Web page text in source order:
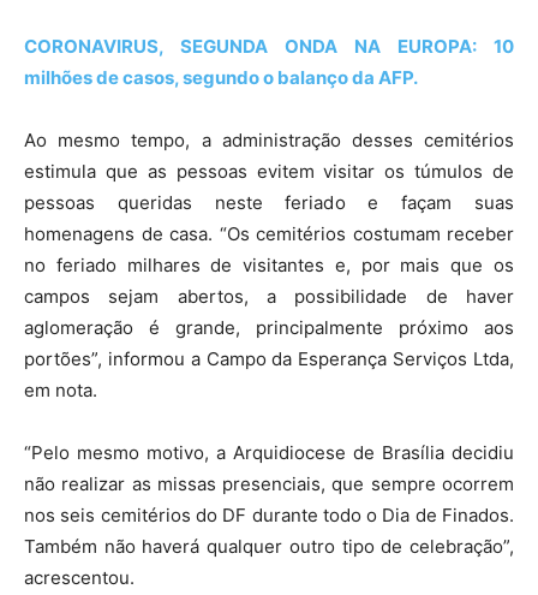
CORONAVIRUS, SEGUNDA ONDA NA EUROPA: 10
milhões de casos, segundo o balanço da AFP.
Ao mesmo tempo, a administração desses cemitérios
estimula que as pessoas evitem visitar os túmulos de
pessoas queridas neste feriado e façam suas
homenagens de casa. “Os cemitérios costumam receber
no feriado milhares de visitantes e, por mais que os
campos sejam abertos, a possibilidade de haver
aglomeração é grande, principalmente próximo aos
portões”, informou a Campo da Esperança Serviços Ltda,
em nota.
“Pelo mesmo motivo, a Arquidiocese de Brasília decidiu
não realizar as missas presenciais, que sempre ocorrem
nos seis cemitérios do DF durante todo o Dia de Finados.
Também não haverá qualquer outro tipo de celebração”,
acrescentou.